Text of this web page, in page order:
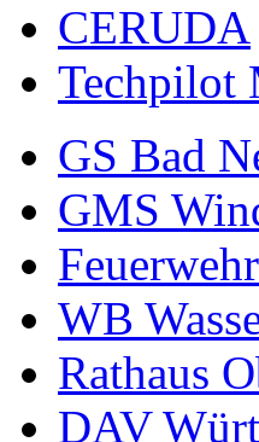
CERUDA
Techpilot
GS Bad
GMS
WB
Rathaus
DAV